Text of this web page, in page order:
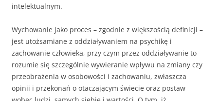
intelektualnym.
Wychowanie jako proces – zgodnie z większością definicji –
jest utoż­samiane z oddziaływaniem na psychikę i
zachowanie człowieka, przy czym przez oddziaływanie to
rozumie się szczególnie wywieranie wpły­wu na zmiany czy
przeobrażenia w osobowości i zachowaniu, zwłasz­cza
opinii i przekonań o otaczającym świecie oraz postaw